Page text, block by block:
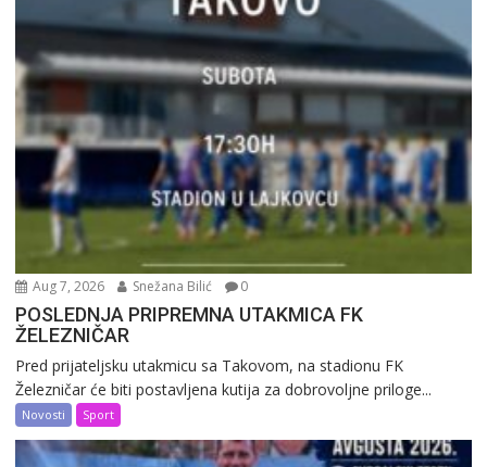
Aug 7, 2026 Snežana Bilić 0
POSLEDNJA PRIPREMNA UTAKMICA FK
ŽELEZNIČAR
Pred prijateljsku utakmicu sa Takovom, na stadionu FK
Železničar će biti postavljena kutija za dobrovoljne priloge...
Novosti Sport